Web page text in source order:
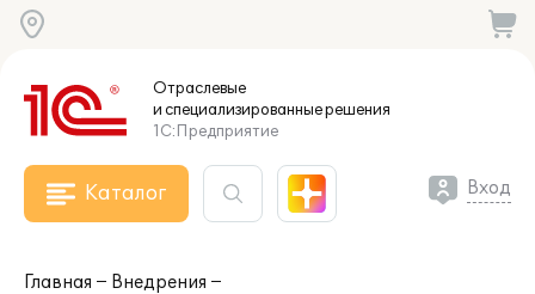
Отраслевые
и специализированныерешения
1С:Предприятие
Каталог Вход
Главная
Внедрения